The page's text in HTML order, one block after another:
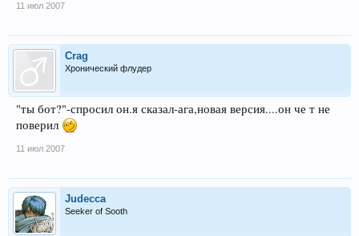
11 июл 2007
Crag
Хронический флудер
"ты бот?"-спросил он.я сказал-ага,новая версия....он че т не
поверил
11 июл 2007
Judecca
Seeker of Sooth